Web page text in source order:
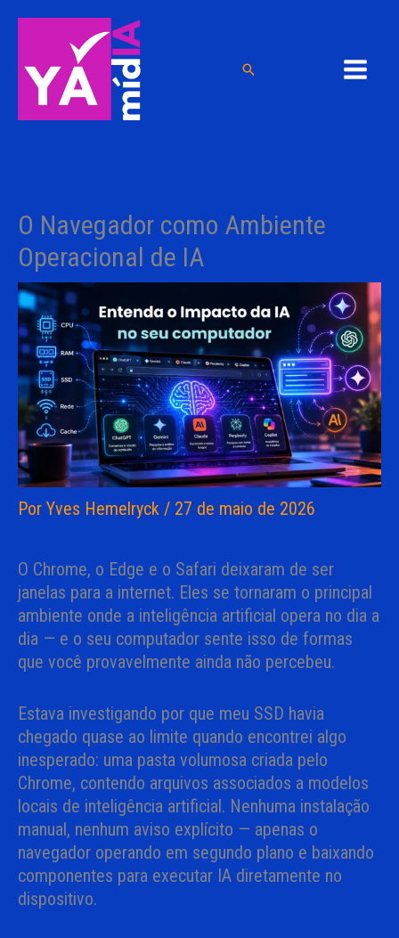
conteúdo
Pesquisar
O Navegador como Ambiente
Operacional de IA
Por Yves Hemelryck / 27 de maio de 2026
O Chrome, o Edge e o Safari deixaram de ser
janelas para a internet. Eles se tornaram o principal
ambiente onde a inteligência artificial opera no dia a
dia — e o seu computador sente isso de formas
que você provavelmente ainda não percebeu.
Estava investigando por que meu SSD havia
chegado quase ao limite quando encontrei algo
inesperado: uma pasta volumosa criada pelo
Chrome, contendo arquivos associados a modelos
locais de inteligência artificial. Nenhuma instalação
manual, nenhum aviso explícito — apenas o
navegador operando em segundo plano e baixando
componentes para executar IA diretamente no
dispositivo.